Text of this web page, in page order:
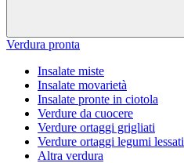
Verdura pronta
Insalate miste
Insalate movarietà
Insalate pronte in ciotola
Verdure da cuocere
Verdure ortaggi grigliati
Verdure ortaggi legumi lessati
Altra verdura